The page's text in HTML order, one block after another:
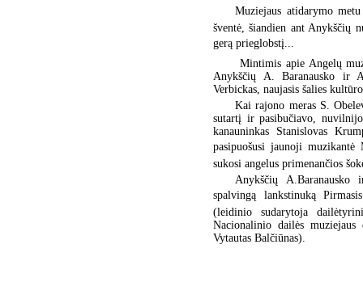
Muziejaus atidarymo
šventė, šiandien ant Anykščių
gerą prieglobstį...
Mintimis apie Angelų
Anykščių A. Baranausko ir
Verbickas, naujasis šalies
Kai rajono meras S.
sutartį ir pasibučiavo,
kanauninkas Stanislovas
pasipuošusi jaunoji muzikantė
sukosi angelus primenančios
Anykščių
spalvingą lankstinuką
(leidinio sudarytoja
Nacionalinio dailės
Vytautas Balčiūnas).